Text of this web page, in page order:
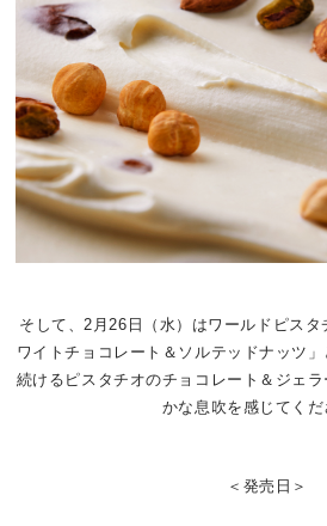
そして、2月26日（水）はワールドピス
ワイトチョコレート＆ソルテッドナッツ
続けるピスタチオのチョコレート＆ジェ
かな息吹を感じてくだ
＜発売日＞